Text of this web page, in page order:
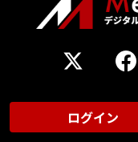
ログイン